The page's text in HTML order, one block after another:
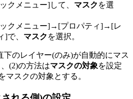
クメニュー]して、 マスク を選
クメニュー]→[プロパティ]→[レ
]で、 マスク を選択。
下のレイヤー(のみ)が自動的にマス
(2)の方法はマスクの対象を設定
マスクの対象とする。